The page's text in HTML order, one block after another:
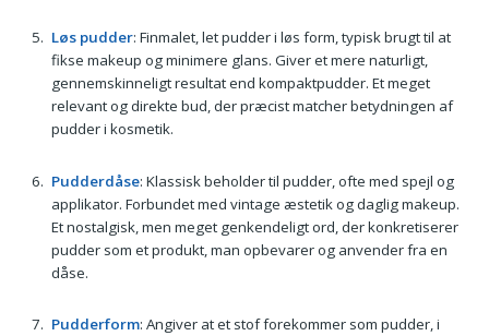
Løs pudder: Finmalet, let pudder i løs form, typisk brugt til at
fikse makeup og minimere glans. Giver et mere naturligt,
gennemskinneligt resultat end kompaktpudder. Et meget
relevant og direkte bud, der præcist matcher betydningen af
pudder i kosmetik.
Pudderdåse: Klassisk beholder til pudder, ofte med spejl og
applikator. Forbundet med vintage æstetik og daglig makeup.
Et nostalgisk, men meget genkendeligt ord, der konkretiserer
pudder som et produkt, man opbevarer og anvender fra en
dåse.
Pudderform: Angiver at et stof forekommer som pudder, i